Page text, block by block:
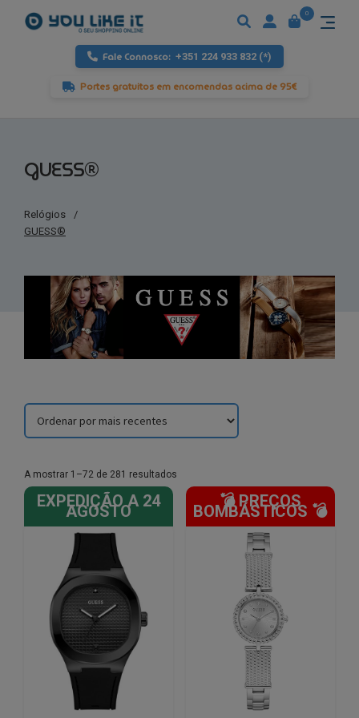
Fale Connosco: +351 224 933 832 (*)
Portes gratuitos em encomendas acima de 95€
0
GUESS®
Relógios
/
GUESS®
A mostrar 1–72 de 281 resultados
latest
EXPEDIÇÃO A 24
AGOSTO
💣 PREÇOS
BOMBÁSTICOS 💣